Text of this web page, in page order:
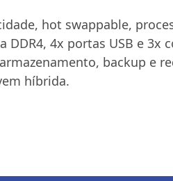
hot swappable,
4x portas USB e 3x
backup e
híbrida.